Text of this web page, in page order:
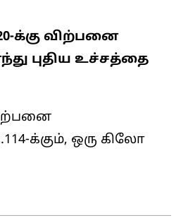
க்கு விற்பனை
புதிய உச்சத்தை
க்கும், ஒரு கிலோ